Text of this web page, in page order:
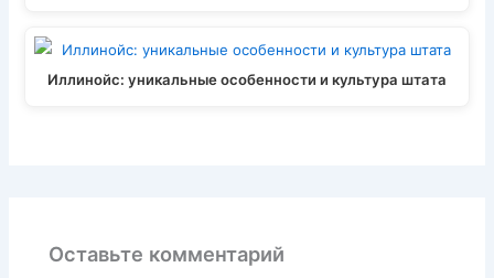
Иллинойс: уникальные особенности и культура штата
Оставьте комментарий